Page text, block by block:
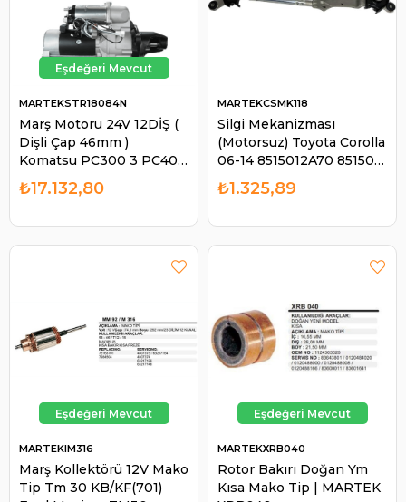
Marş Motoru 24V 12DİŞ (
Dişli Çap 46mm )
Komatsu PC300 3 PC400
3 PC650 (Döner Kafa)
Komatsu PC300 PC400
MARTEKSTR18084N
₺17.132,80
Silgi Mekanizması
(Motorsuz) Toyota Corolla
06-14 8515012A70 85150-
12A70 | MARTEK
CSMK118
MARTEKCSMK118
₺1.325,89
Marş Kollektörü 12V Mako
Tip Tm 30 KB/KF(701)
MARTEKIM316
Rotor Bakırı Doğan Ym
Kısa Mako Tip | MARTEK
MARTEKXRB040